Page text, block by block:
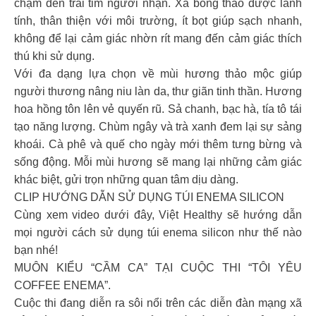
chạm đến trái tim người nhận. Xà bông thảo dược lành
tính, thân thiện với môi trường, ít bọt giúp sạch nhanh,
không để lại cảm giác nhờn rít mang đến cảm giác thích
thú khi sử dụng.
Với đa dạng lựa chọn về mùi hương thảo mộc giúp
người thương nâng niu làn da, thư giãn tinh thần. Hương
hoa hồng tôn lên vẻ quyến rũ. Sả chanh, bạc hà, tía tô tái
tạo năng lượng. Chùm ngây và trà xanh đem lại sự sảng
khoái. Cà phê và quế cho ngày mới thêm tưng bừng và
sống động. Mỗi mùi hương sẽ mang lại những cảm giác
khác biệt, gửi trọn những quan tâm dịu dàng.
CLIP HƯỚNG DẪN SỬ DỤNG TÚI ENEMA SILICON
Cùng xem video dưới đây, Việt Healthy sẽ hướng dẫn
mọi người cách sử dụng túi enema silicon như thế nào
bạn nhé!
MUÔN KIỂU “CẦM CA” TẠI CUỘC THI “TÔI YÊU
COFFEE ENEMA”.
Cuộc thi đang diễn ra sôi nổi trên các diễn đàn mạng xã